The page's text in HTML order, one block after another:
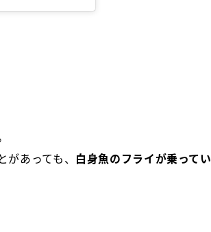
あっても、 白身魚のフライが乗ってい